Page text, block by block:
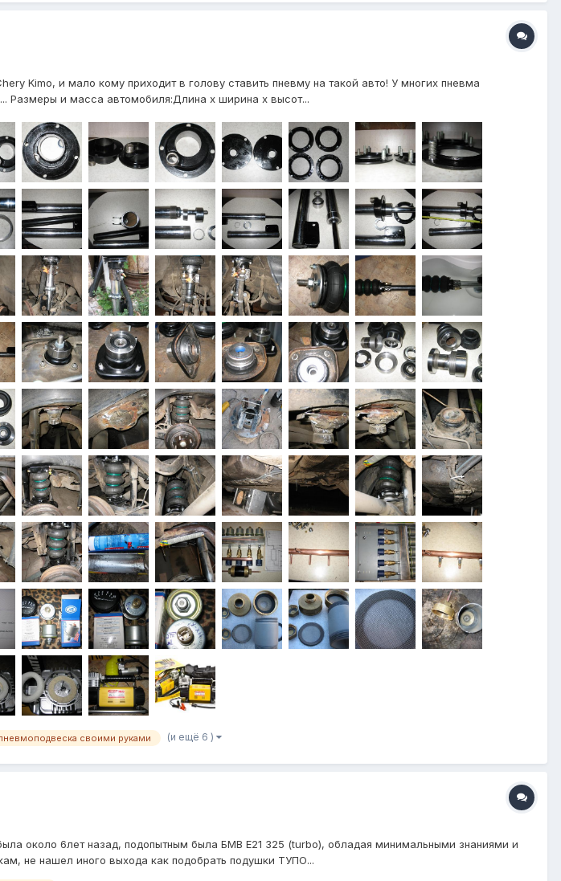
Kimo, и мало кому приходит в голову ставить пневму на такой авто! У многих пневма
Размеры и масса автомобиля:Длина х ширина х высот...
своими руками (и ещё 6 )
около 6лет назад, подопытным была БМВ Е21 325 (turbo), обладая минимальными знаниями и
не нашел иного выхода как подобрать подушки ТУПО...